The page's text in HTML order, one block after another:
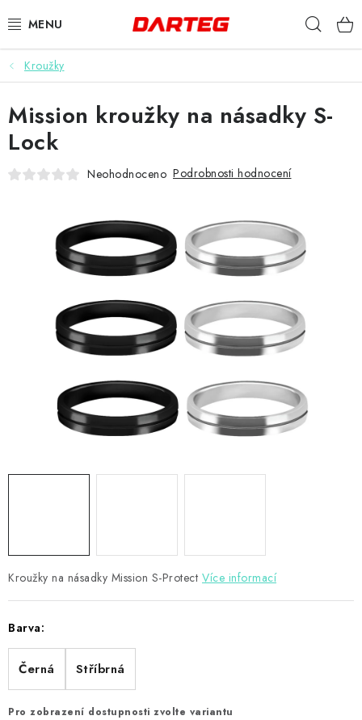
na
ŠIPKY
TERČE
DOPLŇKY K TERČI
NÁSADKY
POUZDRA
HRÁČI ŠIPEK
Kontakty Hodnocení obchodu
Kroužky
Kroužky na násadky Mission S-Protect Více informací
Barva:
Černá Stříbrná
Pro zobrazení dostupnosti zvolte variantu
Mission kroužky na násadky S-
Lock
Neohodnoceno Podrobnosti hodnocení